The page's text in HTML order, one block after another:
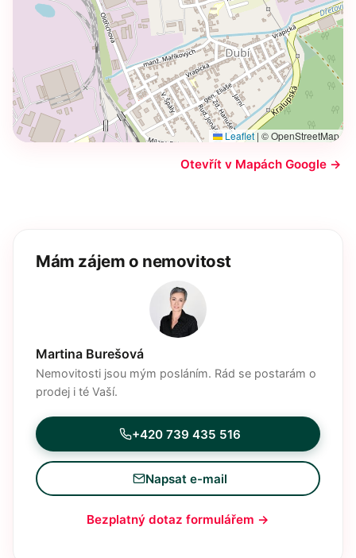
Leaflet | © OpenStreetMap
Otevřít v Mapách Google →
Mám zájem o nemovitost
Martina Burešová
Nemovitosti jsou mým posláním. Rád se postarám o
prodej i té Vaší.
+420 739 435 516
Napsat e-mail
Bezplatný dotaz formulářem →